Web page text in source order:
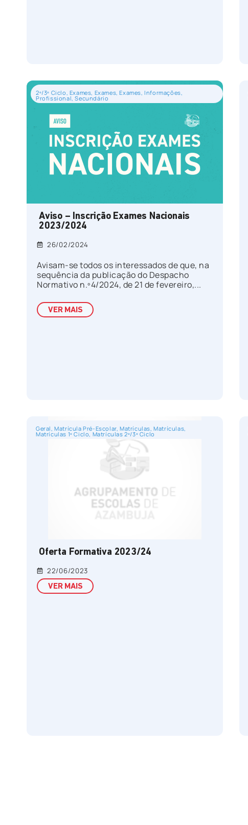
2º/3º Ciclo Exames Exames ,Exames Informações
Profissional ,Secundário
Aviso – Inscrição Exames Nacionais
2023/2024
26/02/2024
Avisam-se todos os interessados de que, na
sequência da publicação do Despacho
Normativo n.º4/2024, de 21 de fevereiro,...
VER MAIS
Geral ,Matrícula Pré-Escolar,Matrículas ,Matrículas
Matrículas 1º Ciclo , Matrículas 2º/3º Ciclo
Oferta Formativa 2023/24
22/06/2023
VER MAIS